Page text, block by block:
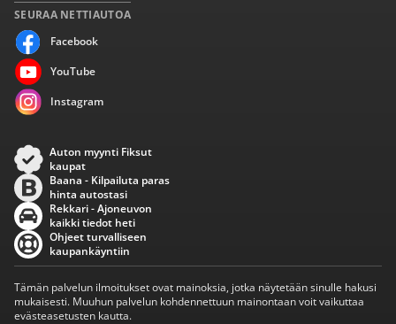
SEURAA NETTIAUTOA
Facebook
YouTube
Instagram
Auton myynti Fiksut
kaupat
Baana - Kilpailuta paras
hinta autostasi
Rekkari - Ajoneuvon
kaikki tiedot heti
Ohjeet turvalliseen
kaupankäyntiin
Tämän palvelun ilmoitukset ovat mainoksia, jotka näytetään sinulle hakusi
mukaisesti. Muuhun palvelun kohdennettuun mainontaan voit vaikuttaa
evästeasetusten kautta.